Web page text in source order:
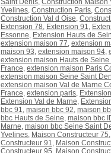
Saint Denis, Construction Maison
Yvelines, Construction Paris,
Construction Val d Oise,
Extension 78, Extension 91,
Essonne, Extension Hauts de
extension maison 77, extension
maison 93, extension maison 94,
extension maison Hauts de Seine
France, extension maison Paris
extension maison Seine Saint
extension maison Val de Marne
France, extension paris,
Extension Val de Marne,
bbc 91, maison bbc 92, maison
bbc Hauts de Seine, maison bbc
Marne, maison bbc Seine Saint
Yvelines, Maison Constructeur 75,
Constructeur 91, Maison
Constructeur 95, Maison